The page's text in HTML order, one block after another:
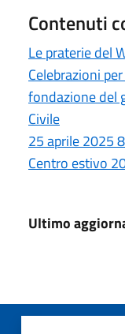
Contenuti
Le praterie del
Celebrazioni
fondazione del
Civile
25 aprile 2025
Centro estivo
Ultimo